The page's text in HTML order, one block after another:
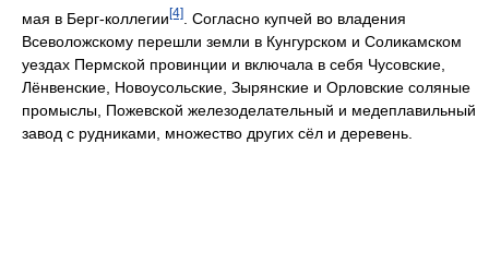
мая в Берг-коллегии [4]
. Согласно купчей во владения
Всеволожскому перешли земли в Кунгурском и Соликамском
уездах Пермской провинции и включала в себя Чусовские,
Лёнвенские, Новоусольские, Зырянские и Орловские соляные
промыслы, Пожевской железоделательный и медеплавильный
завод с рудниками, множество других сёл и деревень.